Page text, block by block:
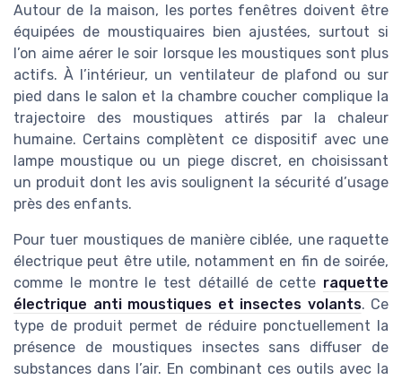
Autour de la maison, les portes fenêtres doivent être
équipées de moustiquaires bien ajustées, surtout si
l’on aime aérer le soir lorsque les moustiques sont plus
actifs. À l’intérieur, un ventilateur de plafond ou sur
pied dans le salon et la chambre coucher complique la
trajectoire des moustiques attirés par la chaleur
humaine. Certains complètent ce dispositif avec une
lampe moustique ou un piege discret, en choisissant
un produit dont les avis soulignent la sécurité d’usage
près des enfants.
Pour tuer moustiques de manière ciblée, une raquette
électrique peut être utile, notamment en fin de soirée,
comme le montre le test détaillé de cette raquette
électrique anti moustiques et insectes volants. Ce
type de produit permet de réduire ponctuellement la
présence de moustiques insectes sans diffuser de
substances dans l’air. En combinant ces outils avec la